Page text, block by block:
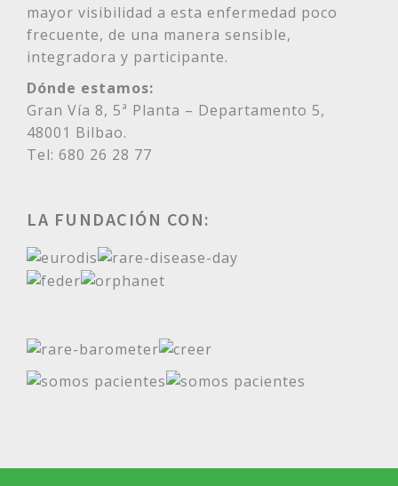
mayor visibilidad a esta enfermedad poco
frecuente, de una manera sensible,
integradora y participante.
Dónde estamos:
Gran Vía 8, 5ª Planta – Departamento 5,
48001 Bilbao.
Tel: 680 26 28 77
LA FUNDACIÓN CON: